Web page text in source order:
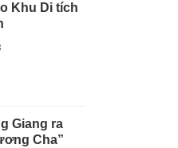
Khu Di tích
Giang ra
Cha”